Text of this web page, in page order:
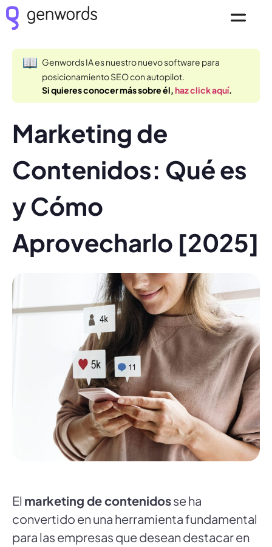
Genwords IA es nuestro nuevo software para
posicionamiento SEO con autopilot.
Si quieres conocer más sobre él,haz click aquí.
Marketing de
Contenidos: Qué es
y Cómo
Aprovecharlo [2025]
El marketing de contenidosse ha
convertido en una herramienta fundamental
para las empresas que desean destacar en